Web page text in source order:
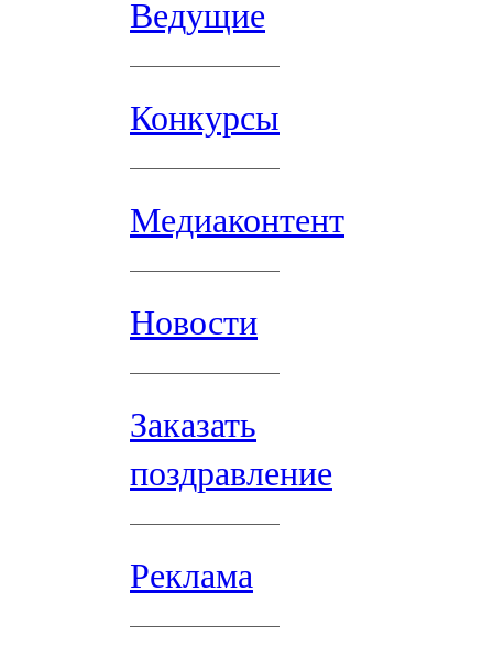
Ведущие
Конкурсы
Медиаконтент
Новости
Заказать
поздравление
Реклама